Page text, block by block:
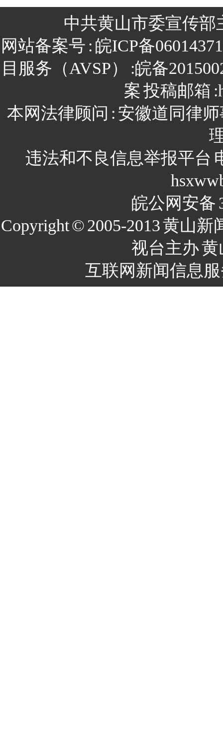
中共黄山市委宣传部
网站备案号 : 皖ICP备
目服务（AVSP）
:皖备
案投稿邮箱
本网法律顾问 : 安徽道同律
违法和不良信息举报平台
皖公网安备
Copyright©2005-2013黄山新
视台主办黄
互联网新闻信息